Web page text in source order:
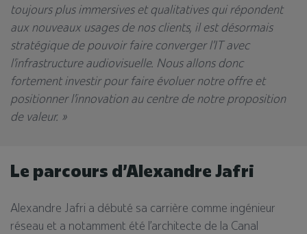
toujours plus immersives et qualitatives qui répondent
aux nouveaux usages de nos clients, il est désormais
stratégique de pouvoir faire converger l’IT avec
l’infrastructure audiovisuelle. Nous allons donc
fortement investir pour faire évoluer notre offre et
positionner l’innovation au centre de notre proposition
de valeur. »
Le parcours d’Alexandre Jafri
Alexandre Jafri a débuté sa carrière comme ingénieur
réseau et a notamment été l’architecte de la Canal